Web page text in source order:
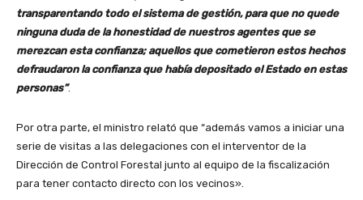
transparentando todo el sistema de gestión, para que no quede
ninguna duda de la honestidad de nuestros agentes que se
merezcan esta confianza; aquellos que cometieron estos hechos
defraudaron la confianza que había depositado el Estado en estas
personas”.
Por otra parte, el ministro relató que “además vamos a iniciar una
serie de visitas a las delegaciones con el interventor de la
Dirección de Control Forestal junto al equipo de la fiscalización
para tener contacto directo con los vecinos».